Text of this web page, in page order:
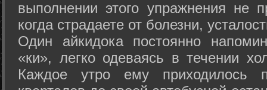
выполнении этого упражнения не
когда страдаете от болезни,
Один айкидока постоянно
«ки», легко одеваясь в течении
Каждое утро ему приходилось